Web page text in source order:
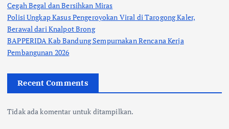
Cegah Begal dan Bersihkan Miras
Polisi Ungkap Kasus Pengeroyokan Viral di Tarogong Kaler,
Berawal dari Knalpot Brong
BAPPERIDA Kab Bandung Sempurnakan Rencana Kerja
Pembangunan 2026
Recent Comments
Tidak ada komentar untuk ditampilkan.